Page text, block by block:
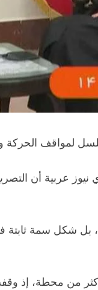
لمواقف
عربية أن
بل شكل سمة
من محطة، إذ